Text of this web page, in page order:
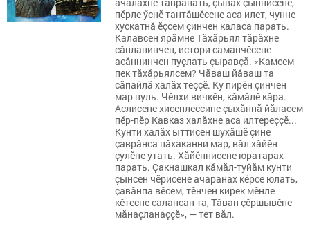
пӗрле ӳснӗ тантăшӗсене аса илет, чунне
хускатнă ӗçсем çинчен каласа парать.
Калавсен ярăмне Тăхăрьял тăрăхне
сăнланинчен, истори саманчӗсене
асăннинчен пуçлать çыравçă. «Камсем
пек тăхăрьялсем? Чăваш йăваш та
сăпайлă халăх теççӗ. Ку пирӗн çинчен
мар пуль. Чӗлхи вичкӗн, кăмăлӗ кăра.
Аслисене хисеплессипе çыхăннă йăласем
пӗр-пӗр Кавказ халăхне аса илтереççӗ...
Кунти халăх ыттисен шухăшӗ çине
çаврăнса пăхаканни мар, вăл хăйӗн
çулӗпе утать. Хăйӗннисене юратарах
парать. Çакнашкал кăмăл-туйăм кунти
çынсен чӗрисене ачаранах кӗрсе юлать,
çавăнпа вӗсем, тӗнчен кирек мӗнле
кӗтесне салансан та, Тăван çӗршывӗпе
мăнаçланаççӗ», — тет вăл.